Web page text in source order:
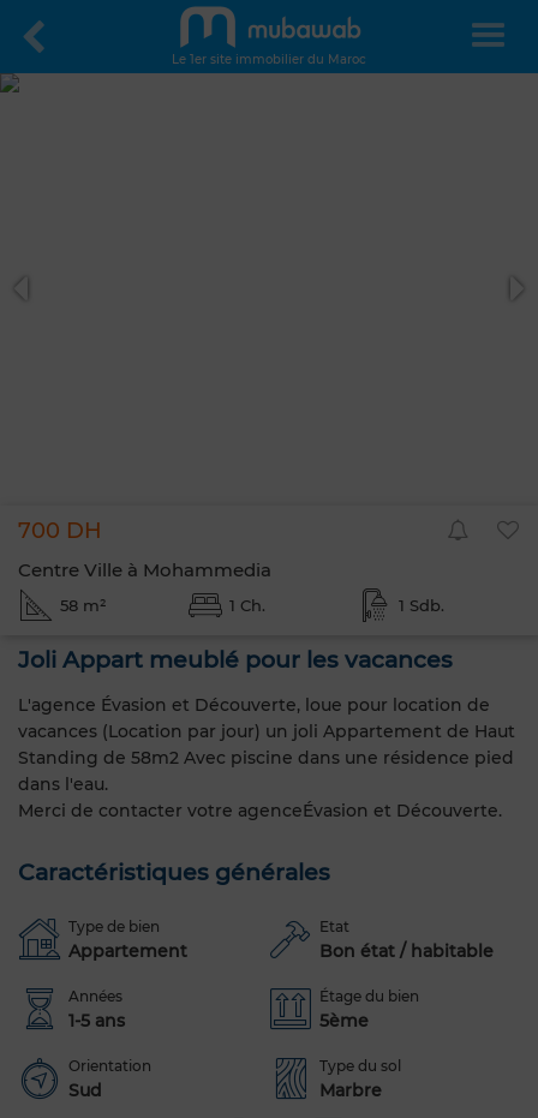
Le 1er site immobilier du Maroc
700 DH
Centre Ville à Mohammedia
58 m² 1 Ch. 1 Sdb.
Joli Appart meublé pour les vacances
L'agence Évasion et Découverte, loue pour location de
vacances (Location par jour) un joli Appartement de Haut
Standing de 58m2 Avec piscine dans une résidence pied
dans l'eau.
Merci de contacter votre agenceÉvasion et Découverte.
Caractéristiques générales
Type de bien
Appartement
Etat
Bon état / habitable
Années
1-5 ans
Étage du bien
5ème
Orientation
Sud
Type du sol
Marbre